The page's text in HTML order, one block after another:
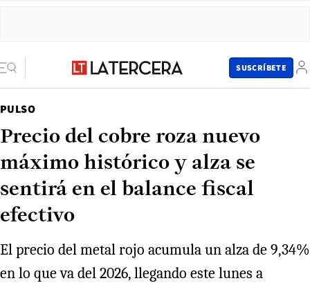
SUSCRÍBETE
PULSO
Precio del cobre roza nuevo
máximo histórico y alza se
sentirá en el balance fiscal
efectivo
El precio del metal rojo acumula un alza de 9,34%
en lo que va del 2026, llegando este lunes a